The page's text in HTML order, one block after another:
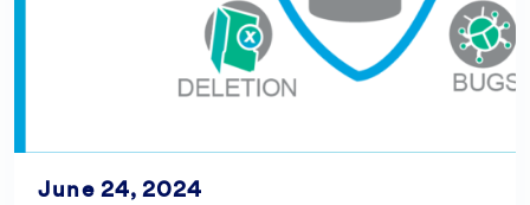
June 24, 2024